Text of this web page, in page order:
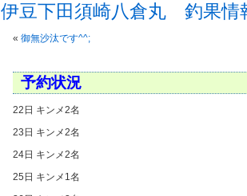
伊豆下田須崎八倉丸 釣果情
« 御無沙汰です^^;
予約状況
22日 キンメ2名
23日 キンメ2名
24日 キンメ2名
25日 キンメ1名